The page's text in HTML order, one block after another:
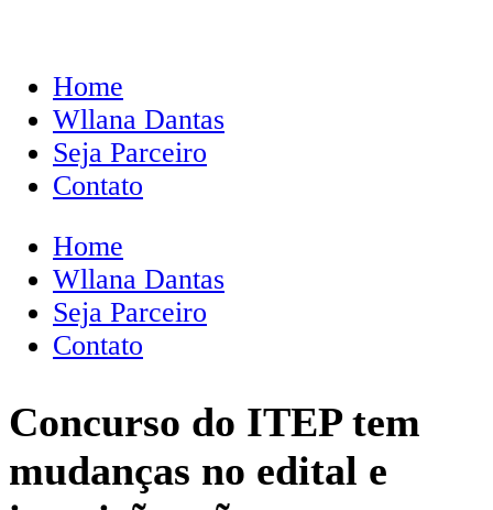
Home
Wllana Dantas
Seja Parceiro
Contato
Home
Wllana Dantas
Seja Parceiro
Contato
Concurso do ITEP tem
mudanças no edital e